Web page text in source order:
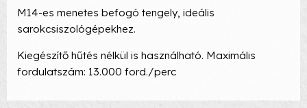
M14-es menetes befogó tengely, ideális
sarokcsiszológépekhez.
Kiegészítő hűtés nélkül is használható. Maximális
fordulatszám: 13.000 ford./perc